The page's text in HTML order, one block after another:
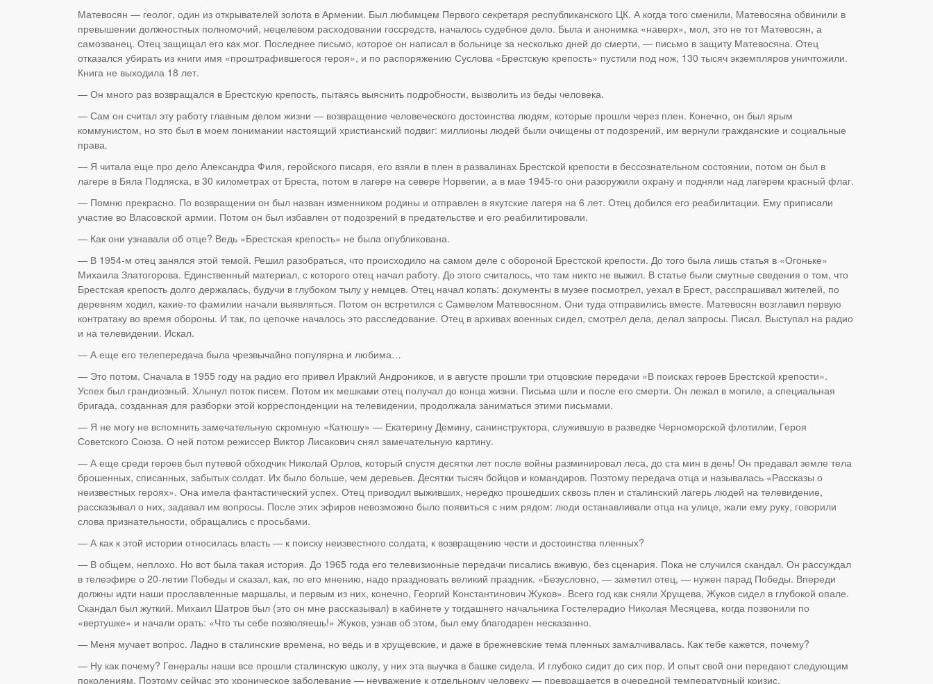
Матевосян — геолог, один из открывателей золота в Армении. Был любимцем Первого секретаря республиканского ЦК. А когда того сменили, Матевосяна обвинили в
превышении должностных полномочий, нецелевом расходовании госсредств, началось судебное дело. Была и анонимка «наверх», мол, это не тот Матевосян, а
самозванец. Отец защищал его как мог. Последнее письмо, которое он написал в больнице за несколько дней до смерти, — письмо в защиту Матевосяна. Отец
отказался убирать из книги имя «проштрафившегося героя», и по распоряжению Суслова «Брестскую крепость» пустили под нож, 130 тысяч экземпляров уничтожили.
Книга не выходила 18 лет.
— Он много раз возвращался в Брестскую крепость, пытаясь выяснить подробности, вызволить из беды человека.
— Сам он считал эту работу главным делом жизни — возвращение человеческого достоинства людям, которые прошли через плен. Конечно, он был ярым
коммунистом, но это был в моем понимании настоящий христианский подвиг: миллионы людей были очищены от подозрений, им вернули гражданские и социальные
права.
— Я читала еще про дело Александра Филя, геройского писаря, его взяли в плен в развалинах Брестской крепости в бессознательном состоянии, потом он был в
лагере в Бяла Подляска, в 30 километрах от Бреста, потом в лагере на севере Норвегии, а в мае 1945-го они разоружили охрану и подняли над лагерем красный флаг.
— Помню прекрасно. По возвращении он был назван изменником родины и отправлен в якутские лагеря на 6 лет. Отец добился его реабилитации. Ему приписали
участие во Власовской армии. Потом он был избавлен от подозрений в предательстве и его реабилитировали.
— Как они узнавали об отце? Ведь «Брестская крепость» не была опубликована.
— В 1954-м отец занялся этой темой. Решил разобраться, что происходило на самом деле с обороной Брестской крепости. До того была лишь статья в «Огоньке»
Михаила Златогорова. Единственный материал, с которого отец начал работу. До этого считалось, что там никто не выжил. В статье были смутные сведения о том, что
Брестская крепость долго держалась, будучи в глубоком тылу у немцев. Отец начал копать: документы в музее посмотрел, уехал в Брест, расспрашивал жителей, по
деревням ходил, какие-то фамилии начали выявляться. Потом он встретился с Самвелом Матевосяном. Они туда отправились вместе. Матевосян возглавил первую
контратаку во время обороны. И так, по цепочке началось это расследование. Отец в архивах военных сидел, смотрел дела, делал запросы. Писал. Выступал на радио
и на телевидении. Искал.
— А еще его телепередача была чрезвычайно популярна и любима…
— Это потом. Сначала в 1955 году на радио его привел Ираклий Андроников, и в августе прошли три отцовские передачи «В поисках героев Брестской крепости».
Успех был грандиозный. Хлынул поток писем. Потом их мешками отец получал до конца жизни. Письма шли и после его смерти. Он лежал в могиле, а специальная
бригада, созданная для разборки этой корреспонденции на телевидении, продолжала заниматься этими письмами.
— Я не могу не вспомнить замечательную скромную «Катюшу» — Екатерину Демину, санинструктора, служившую в разведке Черноморской флотилии, Героя
Советского Союза. О ней потом режиссер Виктор Лисакович снял замечательную картину.
— А еще среди героев был путевой обходчик Николай Орлов, который спустя десятки лет после войны разминировал леса, до ста мин в день! Он предавал земле тела
брошенных, списанных, забытых солдат. Их было больше, чем деревьев. Десятки тысяч бойцов и командиров. Поэтому передача отца и называлась «Рассказы о
неизвестных героях». Она имела фантастический успех. Отец приводил выживших, нередко прошедших сквозь плен и сталинский лагерь людей на телевидение,
рассказывал о них, задавал им вопросы. После этих эфиров невозможно было появиться с ним рядом: люди останавливали отца на улице, жали ему руку, говорили
слова признательности, обращались с просьбами.
— А как к этой истории относилась власть — к поиску неизвестного солдата, к возвращению чести и достоинства пленных?
— В общем, неплохо. Но вот была такая история. До 1965 года его телевизионные передачи писались вживую, без сценария. Пока не случился скандал. Он рассуждал
в телеэфире о 20-летии Победы и сказал, как, по его мнению, надо праздновать великий праздник. «Безусловно, — заметил отец, — нужен парад Победы. Впереди
должны идти наши прославленные маршалы, и первым из них, конечно, Георгий Константинович Жуков». Всего год как сняли Хрущева, Жуков сидел в глубокой опале.
Скандал был жуткий. Михаил Шатров был (это он мне рассказывал) в кабинете у тогдашнего начальника Гостелерадио Николая Месяцева, когда позвонили по
«вертушке» и начали орать: «Что ты себе позволяешь!» Жуков, узнав об этом, был ему благодарен несказанно.
— Меня мучает вопрос. Ладно в сталинские времена, но ведь и в хрущевские, и даже в брежневские тема пленных замалчивалась. Как тебе кажется, почему?
— Ну как почему? Генералы наши все прошли сталинскую школу, у них эта выучка в башке сидела. И глубоко сидит до сих пор. И опыт свой они передают следующим
поколениям. Поэтому сейчас это хроническое заболевание — неуважение к отдельному человеку — превращается в очередной температурный кризис.